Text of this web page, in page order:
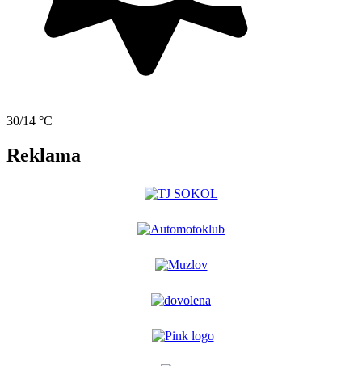
30/14 °C
Reklama